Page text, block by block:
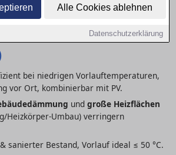
Alle Cookies ablehnen
Datenschutzerklärung
(Luft/Wasser,
bei niedrigen Vorlauftemperaturen,
vor Ort, kombinierbar mit PV.
und große Heizflächen
Heizkörper-Umbau) verringern
sanierter Bestand, Vorlauf ideal ≤ 50 °C.